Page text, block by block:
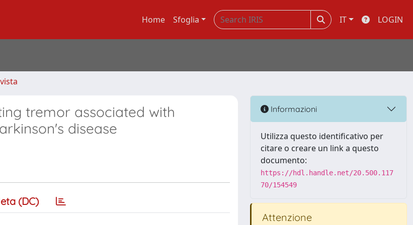
Home Sfoglia IT LOGIN
tremor associated with
disease
(DC)
Informazioni
Utilizza questo identificativo per
citare o creare un link a questo
documento:
https://hdl.handle.net/20.500.117
70/154549
Attenzione